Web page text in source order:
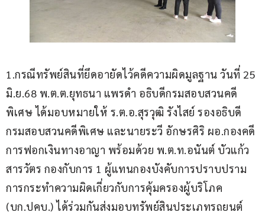
1.กรณีทรัพย์สินที่ยึดอายัดไว้คดีความผิดมูลฐาน วันที่ 25
มิ.ย.68 พ.ต.ต.ยุทธนา แพรดำ อธิบดีกรมสอบสวนคดี
พิเศษ ได้มอบหมายให้ ร.ต.อ.สุรวุฒิ รังไสย์ รองอธิบดี
กรมสอบสวนคดีพิเศษ และนายระวี อักษรศิริ ผอ.กองคดี
การฟอกเงินทางอาญา พร้อมด้วย พ.ต.ท.อนันต์ บัวแก้ว
สารวัตร กองกับการ 1 ผู้แทนกองบังคับการปราบปราม
การกระทำความผิดเกี่ยวกับการคุ้มครองผู้บริโภค
(บก.ปคบ.) ได้ร่วมกันส่งมอบทรัพย์สินประเภทรถยนต์